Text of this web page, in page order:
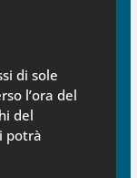
di sole
l’ora del
del
potrà